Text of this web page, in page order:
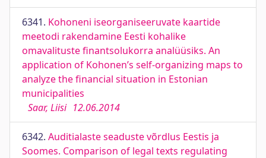
6341. Kohoneni iseorganiseeruvate kaartide
meetodi rakendamine Eesti kohalike
omavalituste finantsolukorra analüüsiks. An
application of Kohonen’s self-organizing maps to
analyze the financial situation in Estonian
municipalities
Saar, Liisi 12.06.2014
6342. Auditialaste seaduste võrdlus Eestis ja
Soomes. Comparison of legal texts regulating